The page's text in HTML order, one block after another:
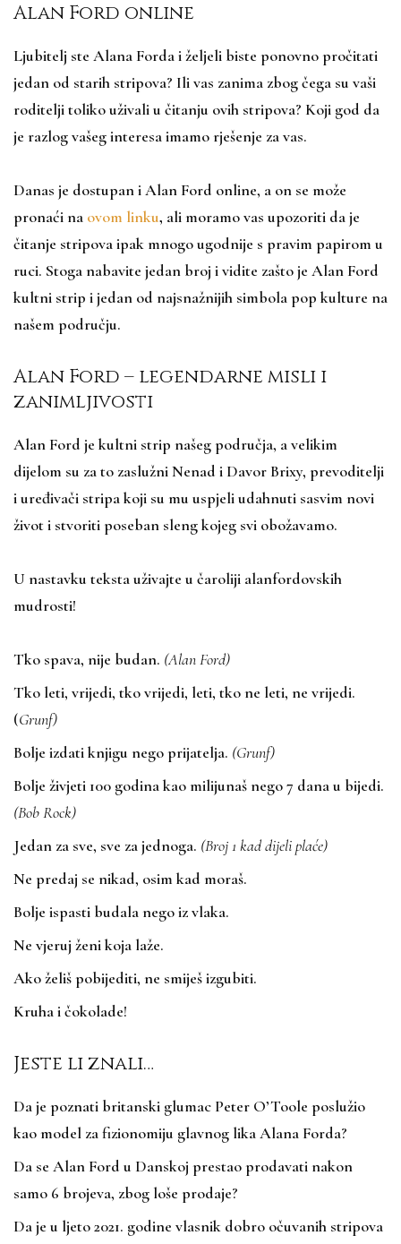
Alan Ford online
Ljubitelj ste Alana Forda i željeli biste ponovno pročitati
jedan od starih stripova? Ili vas zanima zbog čega su vaši
roditelji toliko uživali u čitanju ovih stripova? Koji god da
je razlog vašeg interesa imamo rješenje za vas.
Danas je dostupan i Alan Ford online, a on se može
pronaći na ovom linku, ali moramo vas upozoriti da je
čitanje stripova ipak mnogo ugodnije s pravim papirom u
ruci. Stoga nabavite jedan broj i vidite zašto je Alan Ford
kultni strip i jedan od najsnažnijih simbola pop kulture na
našem području.
Alan Ford – legendarne misli i
zanimljivosti
Alan Ford je kultni strip našeg područja, a velikim
dijelom su za to zaslužni Nenad i Davor Brixy, prevoditelji
i uređivači stripa koji su mu uspjeli udahnuti sasvim novi
život i stvoriti poseban sleng kojeg svi obožavamo.
U nastavku teksta uživajte u čaroliji alanfordovskih
mudrosti!
Tko spava, nije budan. (Alan Ford)
Tko leti, vrijedi, tko vrijedi, leti, tko ne leti, ne vrijedi.
(Grunf)
Bolje izdati knjigu nego prijatelja. (Grunf)
Bolje živjeti 100 godina kao milijunaš nego 7 dana u bijedi.
(Bob Rock)
Jedan za sve, sve za jednoga. (Broj 1 kad dijeli plaće)
Ne predaj se nikad, osim kad moraš.
Bolje ispasti budala nego iz vlaka.
Ne vjeruj ženi koja laže.
Ako želiš pobijediti, ne smiješ izgubiti.
Kruha i čokolade!
Jeste li znali…
Da je poznati britanski glumac Peter O’Toole poslužio
kao model za fizionomiju glavnog lika Alana Forda?
Da se Alan Ford u Danskoj prestao prodavati nakon
samo 6 brojeva, zbog loše prodaje?
Da je u ljeto 2021. godine vlasnik dobro očuvanih stripova